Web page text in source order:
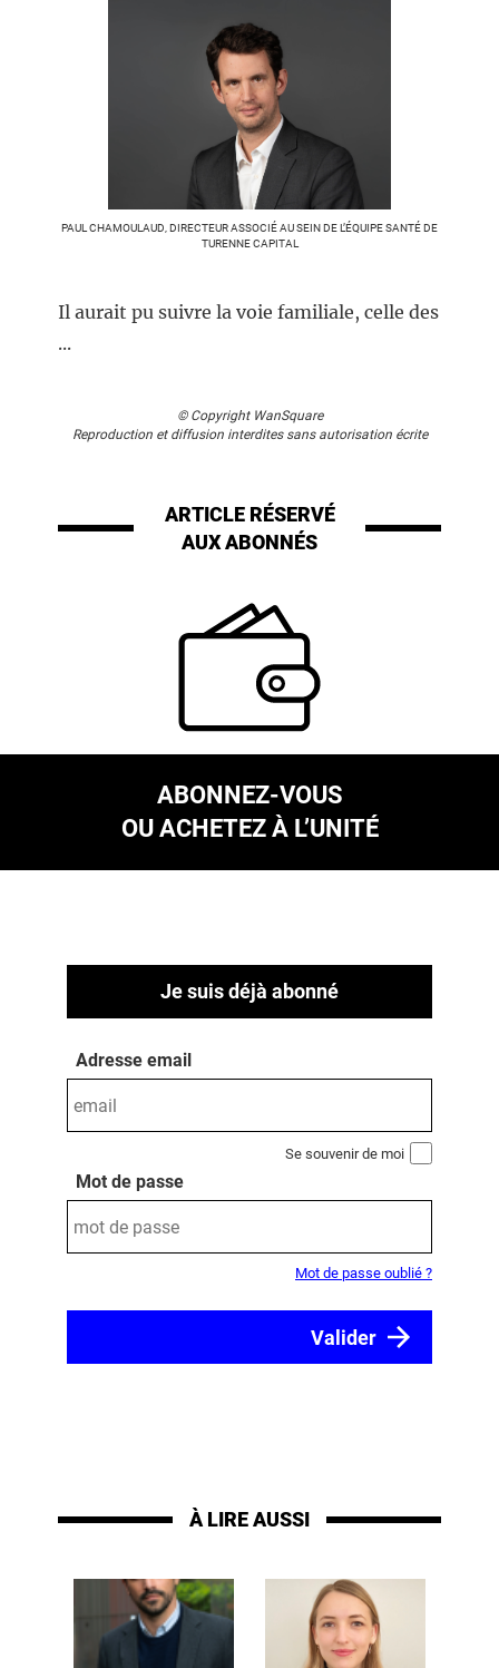
PAUL CHAMOULAUD, DIRECTEUR ASSOCIÉ AU SEIN DE L’ÉQUIPE SANTÉ DE
TURENNE CAPITAL
Il aurait pu suivre la voie familiale, celle des
...
© Copyright WanSquare
Reproduction et diffusion interdites sans autorisation écrite
ARTICLE RÉSERVÉ
AUX ABONNÉS
ABONNEZ-VOUS
OU ACHETEZ À L’UNITÉ
Je suis déjà abonné
Adresse email
Se souvenir de moi
Mot de passe
Mot de passe oublié ?
À LIRE AUSSI